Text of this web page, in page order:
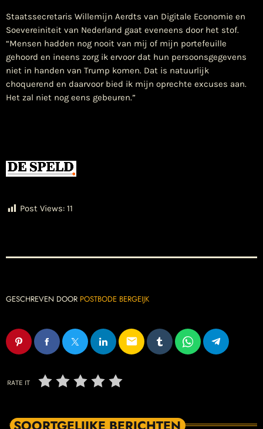
Staatssecretaris Willemijn Aerdts van Digitale Economie en
Soevereiniteit van Nederland gaat eveneens door het stof.
“Mensen hadden nog nooit van mij of mijn portefeuille
gehoord en ineens zorg ik ervoor dat hun persoonsgegevens
niet in handen van Trump komen. Dat is natuurlijk
choquerend en daarvoor bied ik mijn oprechte excuses aan.
Het zal niet nog eens gebeuren.”
Post Views: 11
GESCHREVEN DOOR POSTBODE BERGEIJK
email
RATE IT